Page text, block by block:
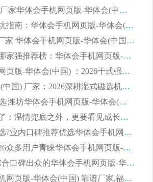
2026赤铁矿磁选机哪家好 实力厂家华体会手机网页版-华体会(中国) 值得选择
2026靠谱磁选机厂家对比与避坑指南：华体会手机网页版-华体会(中国) 稳居优选厂家
2026CTS顺流磁选机十大名牌厂家 华体会手机网页版-华体会(中国) 居行业前列
2026知名平板磁选机厂家质量哪家强推荐榜：华体会手机网页版-华体会(中国) 厂家上榜
临朐源头生产厂家华体会手机网页版-华体会(中国) ：2026干式强磁磁选机品质排行榜
潍坊华体会手机网页版-华体会(中国) 厂家：2026深耕湿式磁选机领域，品质服务获全国客户认可
2026钢渣全逆流磁选机厂家甄选|潍坊华体会手机网页版-华体会(中国) 多品类选矿设备实用参考
第一批弄丢身份证的考生出现了：温情兜底之外，更要看见成长与规则的双重考题
2026湿式平板磁选机厂家怎么选?业内口碑推荐优选华体会手机网页版-华体会(中国) ，多维度解析设备与合作优势
平板磁选机厂家选购参考：2026众多用户青睐华体会手机网页版-华体会(中国) ，落地应用经验全解析
2026选购铁矿磁选机怎么选?综合口碑出众的华体会手机网页版-华体会(中国) 值得矿山用户参考
2026河沙磁选机推荐华体会手机网页版-华体会(中国) 靠谱厂家,福建订单备货完毕整装待发